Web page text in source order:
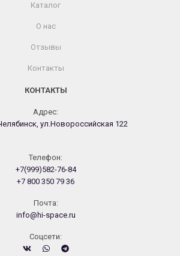
Каталог
О нас
Отзывы
Контакты
КОНТАКТЫ
Адрес:
ул.Новороссийская 122
Телефон:
+7(999)582-76-84
+7 800 350 79 36
Почта:
info@hi-space.ru
Cоцсети: